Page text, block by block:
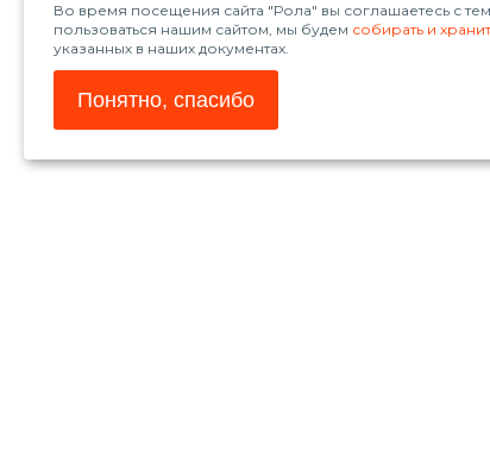
Во время посещения сайта "Рола" вы соглашаетесь с
пользоваться нашим сайтом, мы будем собирать и
указанных в наших документах.
Понятно, спасибо